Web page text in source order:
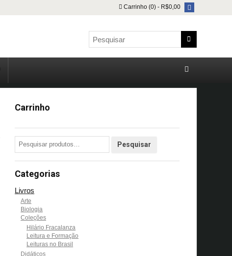
Carrinho (0) - R$0,00
Carrinho
Categorias
Livros
Arte
Biologia
Coleções
Hilário Fracalanza
Leitura e Formação
Leituras no Brasil
Didáticos